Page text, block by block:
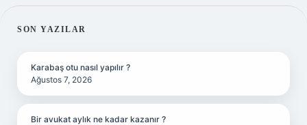
SIDEBAR
SON YAZILAR
Karabaş otu nasıl yapılır ?
Ağustos 7, 2026
Bir avukat aylık ne kadar kazanır ?